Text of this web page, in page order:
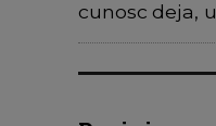
cunosc deja,